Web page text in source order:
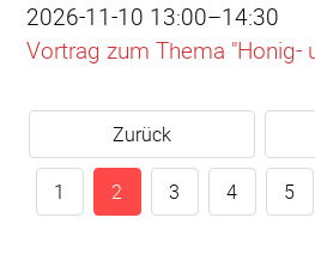
2026-11-10 13:00–14:30
Vortrag zum Thema "Honig-
Zurück
1 2 3 4 5